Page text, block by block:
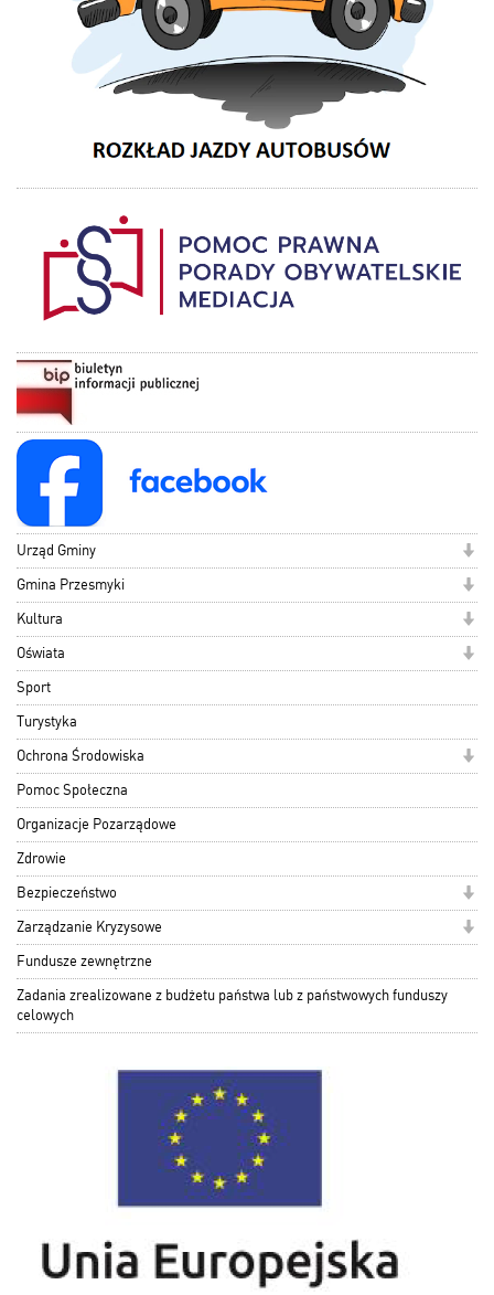
Urząd Gminy
Gmina Przesmyki
Kultura
Oświata
Sport
Turystyka
Ochrona Środowiska
Pomoc Społeczna
Organizacje Pozarządowe
Zdrowie
Bezpieczeństwo
Zarządzanie Kryzysowe
Fundusze zewnętrzne
Zadania zrealizowane z budżetu państwa lub z państwowych funduszy
celowych